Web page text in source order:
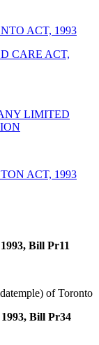
ACT, 1993
CARE ACT,
LIMITED
ACT, 1993
Bill Pr11
of Toronto
Bill Pr34